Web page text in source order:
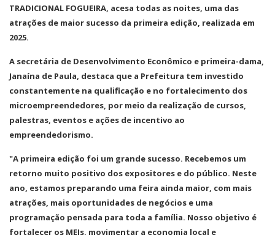
TRADICIONAL FOGUEIRA, acesa todas as noites, uma das
atrações de maior sucesso da primeira edição, realizada em
2025.
A secretária de Desenvolvimento Econômico e primeira-dama,
Janaína de Paula, destaca que a Prefeitura tem investido
constantemente na qualificação e no fortalecimento dos
microempreendedores, por meio da realização de cursos,
palestras, eventos e ações de incentivo ao
empreendedorismo.
"A primeira edição foi um grande sucesso. Recebemos um
retorno muito positivo dos expositores e do público. Neste
ano, estamos preparando uma feira ainda maior, com mais
atrações, mais oportunidades de negócios e uma
programação pensada para toda a família. Nosso objetivo é
fortalecer os MEIs, movimentar a economia local e